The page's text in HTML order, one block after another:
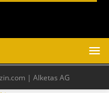
| Alketas AG